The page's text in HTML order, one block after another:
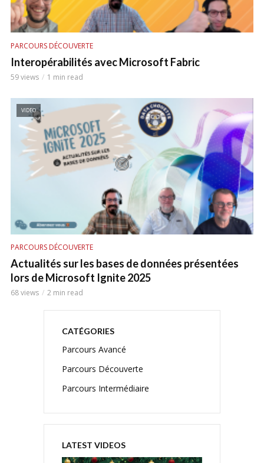
PARCOURS DÉCOUVERTE
Interopérabilités avec Microsoft Fabric
59 views 1 min read
VIDEO
PARCOURS DÉCOUVERTE
Actualités sur les bases de données présentées
lors de Microsoft Ignite 2025
68 views 2 min read
CATÉGORIES
Parcours Avancé
Parcours Découverte
Parcours Intermédiaire
LATEST VIDEOS